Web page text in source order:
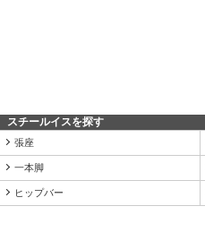
スチールイスを探す
張座
一本脚
ヒップバー